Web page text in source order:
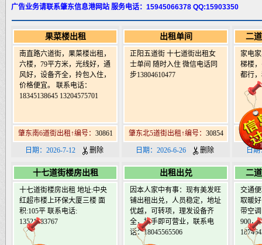
广告业务请联系肇东信息港网站 服务电话：15945066378 QQ:15903350
果菜楼出租
南直路六道街，果菜楼出租，
六楼，79平方米，光线好，通
风好，设备齐全，拎包入住，
价格便宜。 联系电话：
18345138645 13204575701
肇东南6道街出租↑编号： 30861
日期：2026-7-12 删除
出租单间
正阳五道街 十七道街出租女
士单间 随时入住 微信电话同
步13804610477
肇东北5道街出租↑编号： 30854
日期：2026-6-26 删除
二
家电
梯楼
都行，
肇
日
十七道街楼房出租
十七道街楼房出租 地址:中央
红超市楼上环保大厦三楼 面
积:105平 联系电话:
13521383767
出租出兑
因本人家中有事：现有美发旺
铺出租出兑，人员稳定，地址
优越，可转项，理发设备齐
全，接手即可营业，联系电
话：18045565506
二
交通
取暖
带空
900，